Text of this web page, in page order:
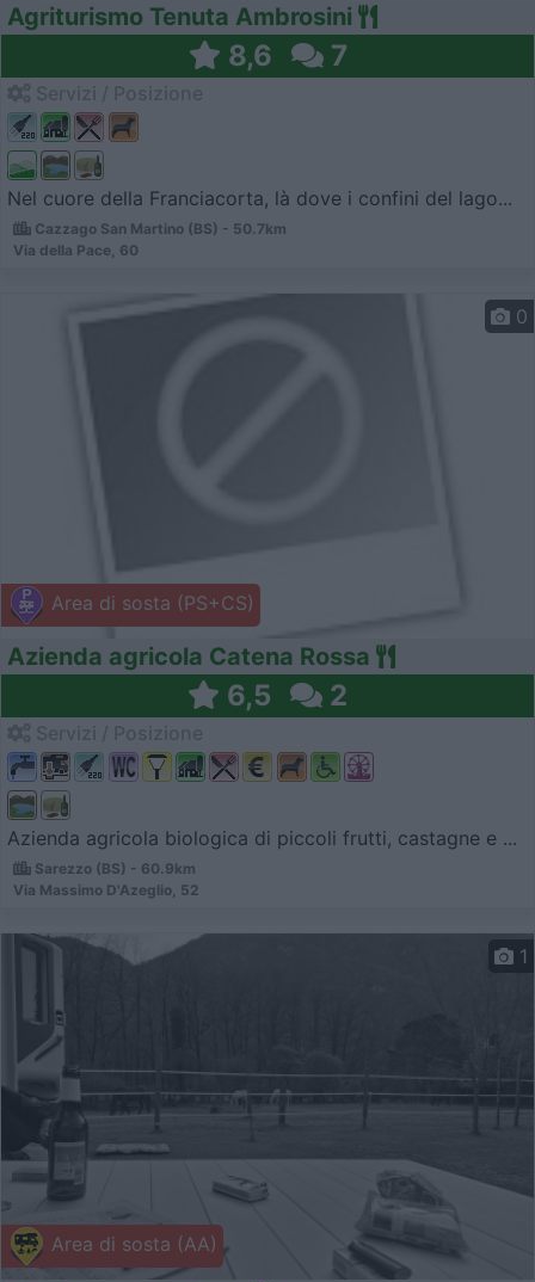
Agriturismo Tenuta Ambrosini
8,6 7
Nel cuore della Franciacorta, là dove i confini del lago...
Cazzago San Martino (BS) - 50.7km
Via della Pace, 60
Area di sosta (PS+CS)
0
Azienda agricola Catena Rossa
6,5 2
Azienda agricola biologica di piccoli frutti, castagne e ...
Sarezzo (BS) - 60.9km
Via Massimo D'Azeglio, 52
Area di sosta (AA)
1